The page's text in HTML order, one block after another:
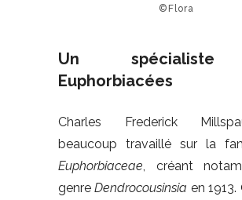
©Flora
Un
Euphorbiacées
Charles Frederick
beaucoup travaillé sur la
Euphorbiaceae , créant
genreDendrocousinsia en